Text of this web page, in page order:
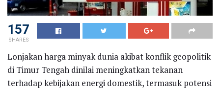
157
SHARES
Lonjakan harga minyak dunia akibat konflik geopolitik
di Timur Tengah dinilai meningkatkan tekanan
terhadap kebijakan energi domestik, termasuk potensi